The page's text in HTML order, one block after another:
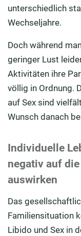
unterschiedlich
Wechseljahre.
Doch während
geringer Lust
Aktivitäten ihre
völlig in Ordnung.
auf Sex sind
Wunsch danach
Individuelle
negativ auf
auswirken
Das
Familiensituation
Libido und Sex in